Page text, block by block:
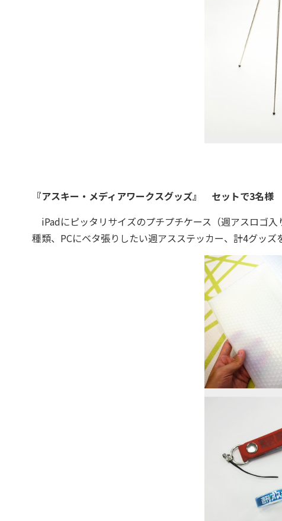
『アスキー・メディアワークスグッズ』 セットで3名様
iPadにピッタリサイズのプチプチケース（週アスロゴ
種類、PCにベタ張りしたい週アスステッカー、計4グッズ